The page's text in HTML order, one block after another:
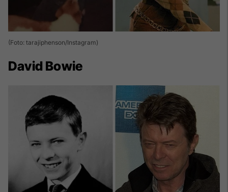
(Foto: tarajiphenson/Instagram)
David Bowie